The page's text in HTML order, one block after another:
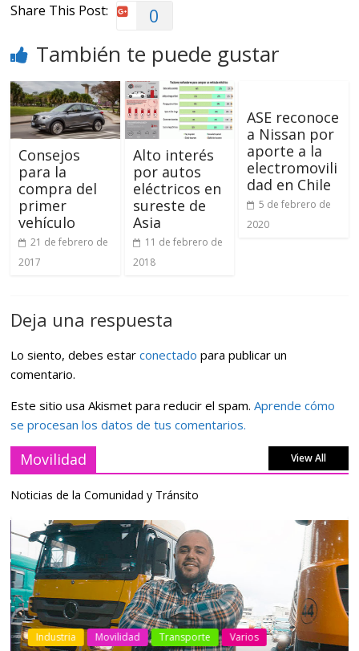
Share This Post: 0
También te puede gustar
Consejos
para la
compra del
primer
vehículo
21 de febrero de
2017
Alto interés
por autos
eléctricos en
sureste de
Asia
11 de febrero de
2018
ASE reconoce
a Nissan por
aporte a la
electromovili
dad en Chile
5 de febrero de
2020
Deja una respuesta
Lo siento, debes estarconectado para publicar un
comentario.
Este sitio usa Akismet para reducir el spam.Aprende cómo
se procesan los datos de tus comentarios.
Movilidad View All
Noticias de la Comunidad y Tránsito
Industria Movilidad Transporte Varios